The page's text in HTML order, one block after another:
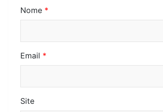
Nome *
Email *
Site